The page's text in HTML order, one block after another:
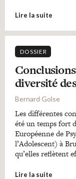
Lire la suite
DOSSIER
diversité
Bernard Golse
Les différentes
été un temps fort
Européenne de
l’Adolescent) à
qu’elles reflètent
Lire la suite